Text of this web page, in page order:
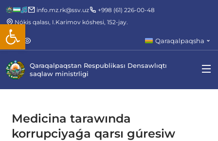
Open toolbar
info.mz.rk@ssv.uz
+998 (61) 226-00-48
Nókis qalası, I.Karimov kóshesi, 152-jay.
Qaraqalpaqsha
Qaraqalpaqstan Respublikası Densawlıqtı
saqlaw ministrligi
Medicina tarawında
korrupciyaǵa qarsı gúresiw